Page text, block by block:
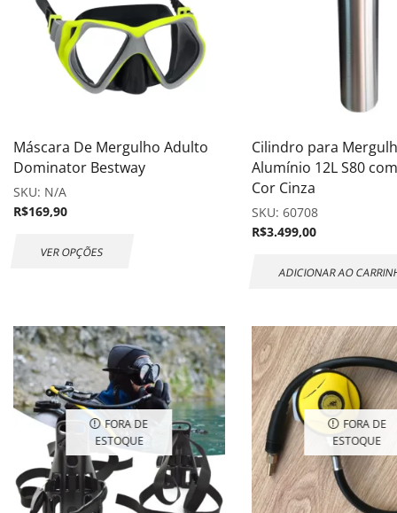
Máscara De Mergulho Adulto
Dominator Bestway
SKU: N/A
R$169,90
VER OPÇÕES
Cilindro para
Alumínio 12L S80
Cor Cinza
SKU: 60708
R$3.499,00
ADICIONAR AO
FORA DE
ESTOQUE
FORA DE
ESTOQUE